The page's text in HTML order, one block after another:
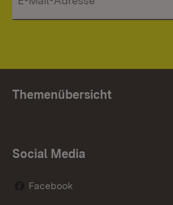
Themenübersicht
Social Media
Facebook